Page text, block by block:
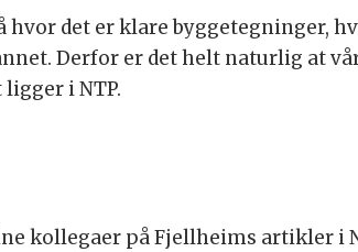
hvor det er klare byggetegninger,
Derfor er det helt naturlig at
i NTP.
kollegaer på Fjellheims artikler i